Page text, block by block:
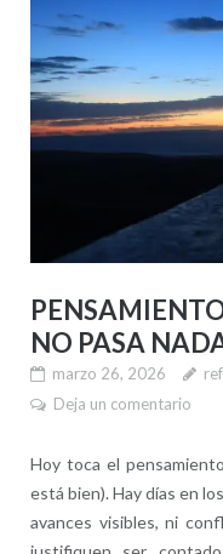
NO PASA
marzo 26, 2026
Deja un comentario
Hoy toca el
está bien). Hay días en
avances visibles, ni